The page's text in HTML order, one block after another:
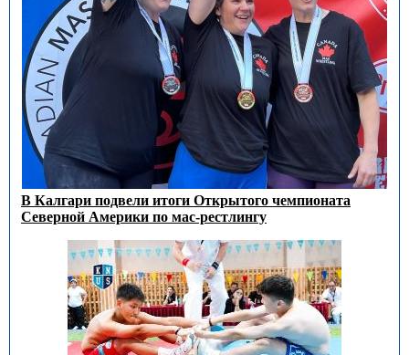
В Калгари подвели итоги Открытого чемпионата
Северной Америки по мас-рестлингу